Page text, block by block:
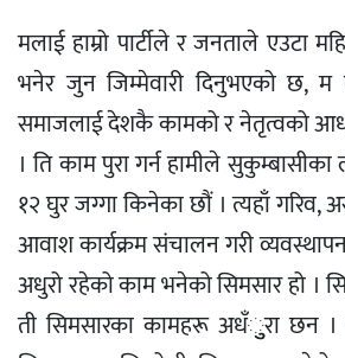
मलाई हाम्रो पार्टीले र जनताले एउटा
भनेर जुन जिम्मेवारी दिनुभएको छ, म
समाजलाई देशकै कामको र नेतृत्वको
। ति काम पुरा गर्न हामीले सुकुम्बासीका
१२ घुर जग्गा किनेका छौं । त्यहाँ गरिव,
आवाश कार्यक्रम संचालन गरी व्यवस्थापन
अधुरो रहेको काम भनेको सिमसार हो ।
ती सिमसारका कामहरू अधँुुरा छन ।